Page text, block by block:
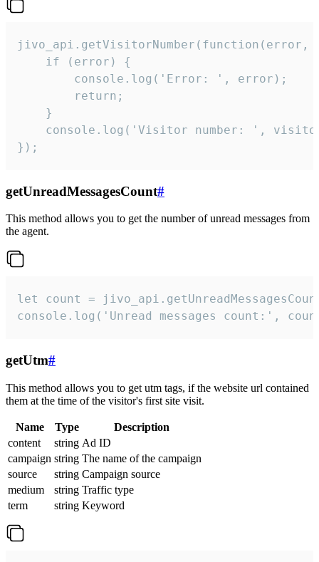
jivo_api.getVisitorNumber(function(error,
    if (error) {
        console.log('Error: ', error);
        return;
    }
console.log('Visitor number: ',
});
getUnreadMessagesCount#
This method allows you to get the number of unread messages from
the agent.
let count =
console.log('Unread messages count:',
getUtm#
This method allows you to get utm tags, if the website url contained
them at the time of the visitor's first site visit.
Name Type
Description
content
string Ad ID
campaign string The name of the campaign
source
string Campaign source
medium
string Traffic type
term
string Keyword